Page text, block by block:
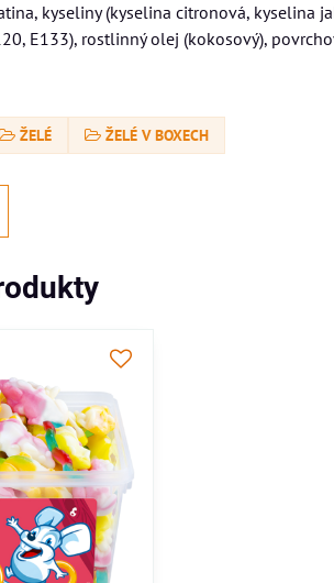
kyseliny (kyselina citronová,
E133), rostlinný olej (kokosový),
ŽELÉ ŽELÉ V BOXECH